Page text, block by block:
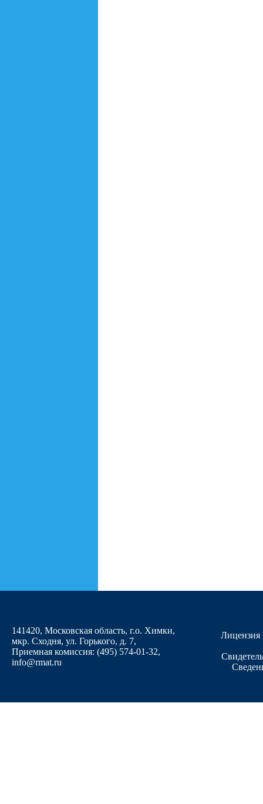
141420, Московская область, г.о. Химки,
мкр. Сходня, ул. Горького, д. 7,
Приемная комиссия: (495) 574-01-32,
info@rmat.ru
Лицензия